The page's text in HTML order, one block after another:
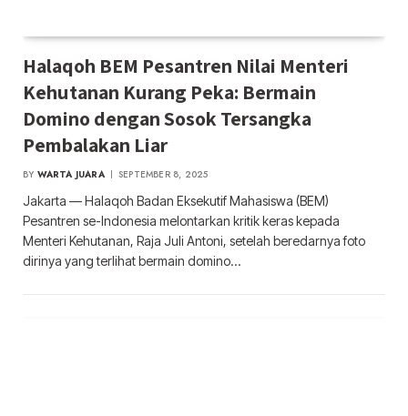
Halaqoh BEM Pesantren Nilai Menteri
Kehutanan Kurang Peka: Bermain
Domino dengan Sosok Tersangka
Pembalakan Liar
BY WARTA JUARA SEPTEMBER 8, 2025
Jakarta — Halaqoh Badan Eksekutif Mahasiswa (BEM)
Pesantren se-Indonesia melontarkan kritik keras kepada
Menteri Kehutanan, Raja Juli Antoni, setelah beredarnya foto
dirinya yang terlihat bermain domino…